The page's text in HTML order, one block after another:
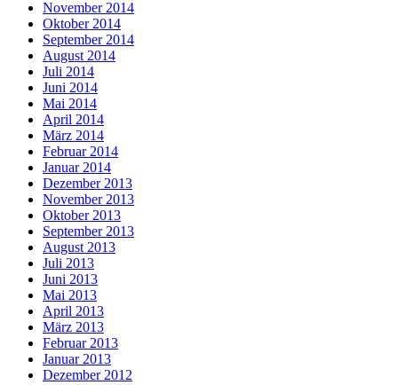
November 2014
Oktober 2014
September 2014
August 2014
Juli 2014
Juni 2014
Mai 2014
April 2014
März 2014
Februar 2014
Januar 2014
Dezember 2013
November 2013
Oktober 2013
September 2013
August 2013
Juli 2013
Juni 2013
Mai 2013
April 2013
März 2013
Februar 2013
Januar 2013
Dezember 2012